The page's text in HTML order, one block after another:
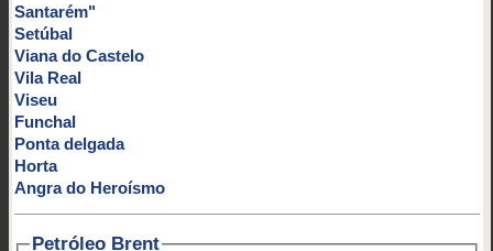
Santarém"
Setúbal
Viana do Castelo
Vila Real
Viseu
Funchal
Ponta delgada
Horta
Angra do Heroísmo
Petróleo Brent